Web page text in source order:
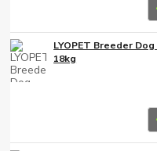
LYOPET Breeder
18kg